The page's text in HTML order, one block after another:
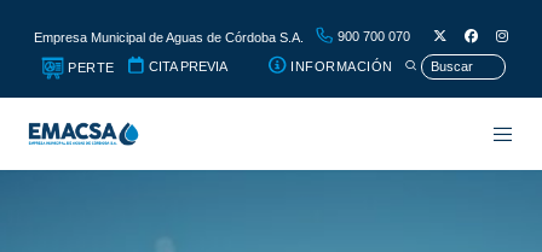
Empresa Municipal de Aguas de Córdoba S.A. 900 700 070
PERTE CITA PREVIA INFORMACIÓN